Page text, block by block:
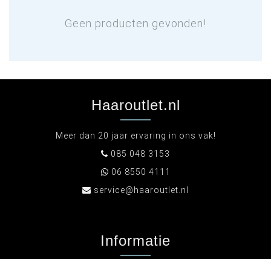
Geen producten gevonden!
Haaroutlet.nl
Meer dan 20 jaar ervaring in ons vak!
085 048 3153
06 8550 4111
service@haaroutlet.nl
Informatie